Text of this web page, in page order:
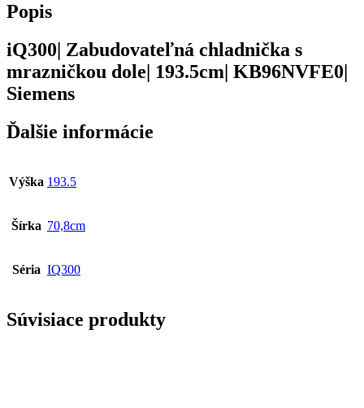
Popis
iQ300| Zabudovateľná chladnička s
mrazničkou dole| 193.5cm| KB96NVFE0|
Siemens
Ďalšie informácie
Výška 193.5
Šírka 70,8cm
Séria IQ300
Súvisiace produkty